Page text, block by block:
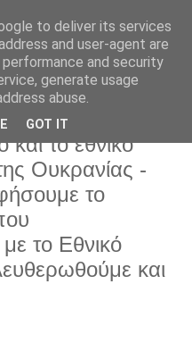
το εθνικό
Ουκρανίας -
το
με το Εθνικό
και
to deliver its services
and user-agent are
and security
generate usage
abuse.
GOT IT